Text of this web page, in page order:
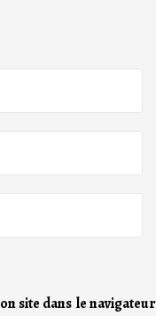
site dans le navigateur